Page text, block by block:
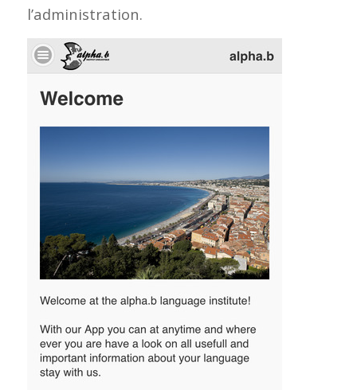
l’administration.